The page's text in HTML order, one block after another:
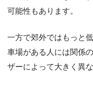
可能性もあります。
一方で郊外ではもっと
車場がある人には関係
ザーによって大きく異